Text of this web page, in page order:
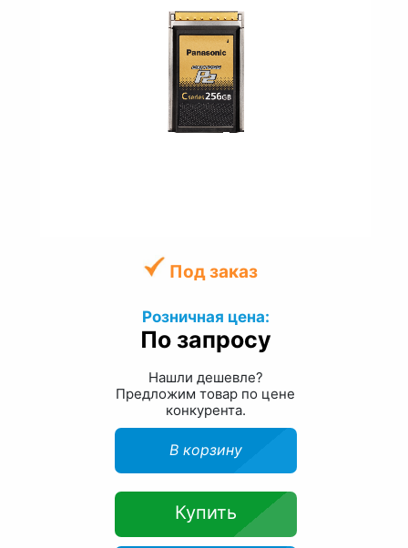
Под заказ
Розничная цена:
По запросу
Нашли дешевле?
Предложим товар по цене
конкурента.
В корзину
Купить